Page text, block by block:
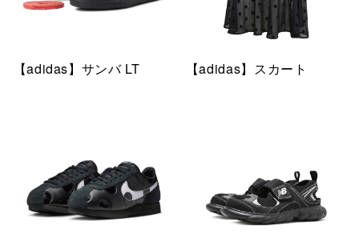
【adidas】サンバ LT 【adidas】スカート